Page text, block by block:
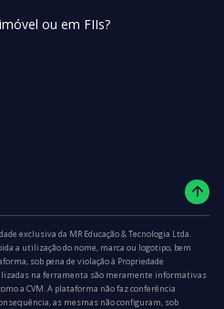
ou em FIIs?
exclusiva da MR Educação & Tecnologia Ltda.
a utilização do nome, marca ou logotipo, bem
sob pena de violação à Propriedade
na ferramenta são meramente informativas
a CVM. A plataforma não faz conferência
as mesmas não configuram, sob